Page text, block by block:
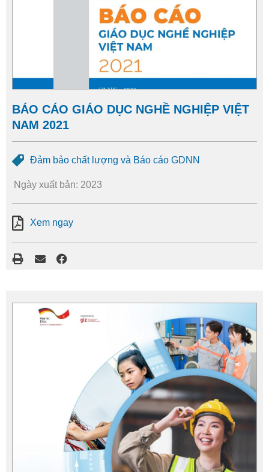
BÁO CÁO GIÁO DỤC NGHỀ NGHIỆP VIỆT
NAM 2021
Đảm bảo chất lượng và Báo cáo GDNN
Ngày xuất bản: 2023
Xem ngay